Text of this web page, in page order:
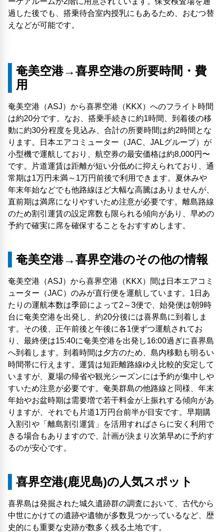
過した後でも、搭乗待合室内授乳にもあるため、おむつ替
えなどが可能です。
奄美空港→喜界空港の所要時間・費
用
奄美空港（ASJ）から喜界空港（KKX）へのフライト時間
は約20分です。なお、搭乗手続きに約1時間、到着後の移
動に約30分程度を見込み、合計の所要時間は約2時間とな
ります。日本エアコミューター（JAC、JALグループ）が
小型機で運航しており、航空券の最安価格は約8,000円〜
です。片道運賃は距離が短い分低めに抑えられており、通
常期は1万円未満～1万円前後で利用できます。夏休みや
年末年始などでも他路線ほど大幅な高騰はありませんが、
直前期は満席になりやすいため注意が必要です。離島路線
のため割引運賃の設定席数も限られる傾向があり、早めの
予約で確実に席を確保することをおすすめします。
奄美空港→喜界空港のその他の情報
奄美空港（ASJ）から喜界空港（KKX）間は日本エアコミ
ューター（JAC）のみが直行便を運航しています。1日あ
たりの運航本数は季節によって2～3便で、始発便は朝9時
台に奄美空港を出発し、約20分後には喜界島に到着しま
す。その後、正午前後と午後に各1便ずつ運航されてお
り、最終便は15:40に奄美空港を出発し16:00過ぎに喜界島
へ到着します。到着時間は夕方のため、島内移動も明るい
時間帯に行えます。運賃は短距離路線ゆえ比較的安定して
いますが、夏場の帰省や観光シーズンには予約が集中しや
すいため注意が必要です。奄美群島の他路線と同様、年末
年始やお盆時期は需要増で若干料金が上振れする傾向があ
りますが、それでも片道1万円台前半が目安です。早期購
入割引や「離島割引運賃」を活用すればさらに安く利用で
きる場合もありますので、計画が決まり次第早めに予約す
るのが安心です。
喜界空港(鹿児島)の人気スポット
喜界島は発掘された城久遺跡群の調査において、古代から
中世にかけての遺跡や遺物が多数見つかっているなど、歴
史的にも重要な史跡が数多く残る土地です。